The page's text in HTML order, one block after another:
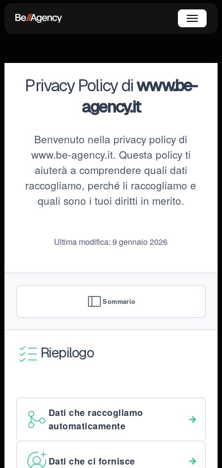
Menu
Privacy Policy diwww.be-
agency.it
Benvenuto nella privacy policy di
www.be-agency.it. Questa policy ti
aiuterà a comprendere quali dati
raccogliamo, perché li raccogliamo e
quali sono i tuoi diritti in merito.
Ultima modifica: 9 gennaio 2026
Sommario
Riepilogo
Dati che raccogliamo
automaticamente
Dati che ci fornisce